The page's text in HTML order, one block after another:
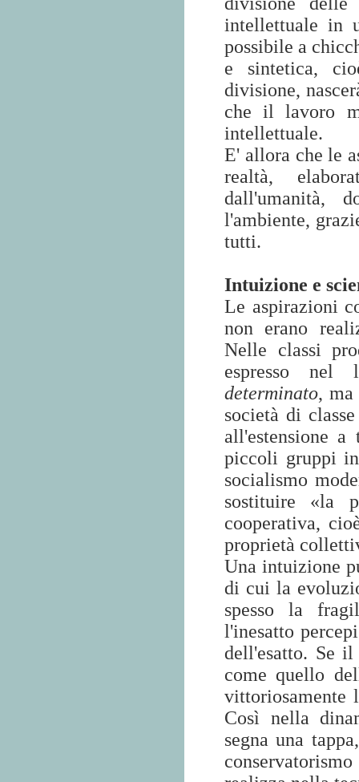
intellettuale in
possibile a
e sintetica,
divisione,
che il lavoro
intellettuale.
E' allora che le
realtà,
dall'umanità,
l'ambiente,
tutti.
Intuizione e
Le aspirazioni
non erano
Nelle classi
espresso
determinato, ma
società di
all'estensione
piccoli gruppi
socialismo
sostituire «la
cooperativa,
proprietà
Una intuizione
di cui la
spesso la
l'inesatto
dell'esatto. Se
come quello
vittoriosamente
Così nella
segna una